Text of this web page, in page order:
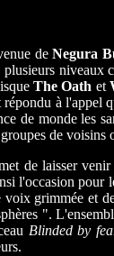
deNegura
niveaux
The Oath et
à l'appel
monde les
de voisins
de laisser
l'occasion
voix grimmée et
".
Blinded by